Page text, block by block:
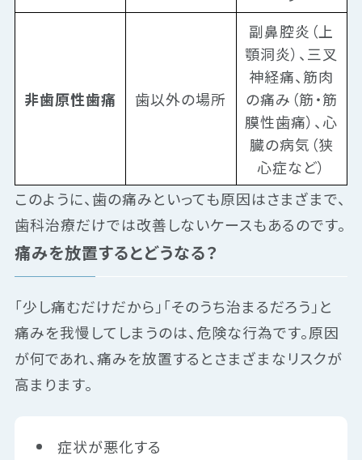
非歯原性歯痛 歯以外の場所
副鼻腔炎（上
顎洞炎）、三叉
神経痛、筋肉
の痛み（筋・筋
膜性歯痛）、心
臓の病気（狭
心症など）
このように、歯の痛みといっても原因はさまざまで、
歯科治療だけでは改善しないケースもあるのです。
痛みを放置するとどうなる？
「少し痛むだけだから」「そのうち治まるだろう」と
痛みを我慢してしまうのは、危険な行為です。原因
が何であれ、痛みを放置するとさまざまなリスクが
高まります。
症状が悪化する